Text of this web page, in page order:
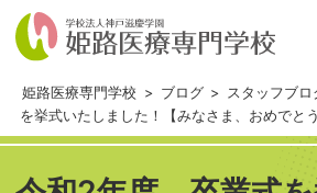
姫路医療専門学校 > ブログ > スタッフブロ
を挙式いたしました！【みなさま、おめでと